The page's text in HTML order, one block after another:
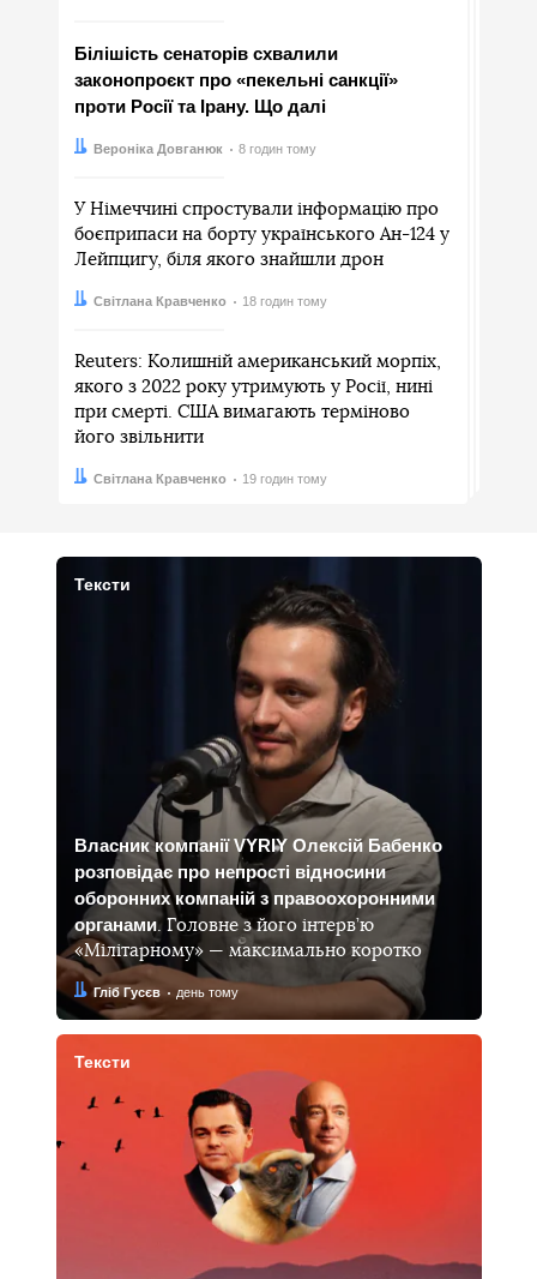
Білішість сенаторів схвалили
законопроєкт про «пекельні санкції»
проти Росії та Ірану. Що далі
Автор:
Вероніка Довганюк
Дата: 8 годин тому
У Німеччині спростували інформацію про
боєприпаси на борту українського Ан-124 у
Лейпцигу, біля якого знайшли дрон
Автор:
Світлана Кравченко
Дата: 18 годин тому
Reuters: Колишній американський морпіх,
якого з 2022 року утримують у Росії, нині
при смерті. США вимагають терміново
його звільнити
Автор:
Світлана Кравченко
Дата: 19 годин тому
Тексти
Власник компанії VYRIY Олексій Бабенко
розповідає про непрості відносини
оборонних компаній з правоохоронними
органами. Головне з його інтерв’ю
«Мілітарному» — максимально коротко
Автор:Гліб Гусєв
Дата: день тому
Тексти